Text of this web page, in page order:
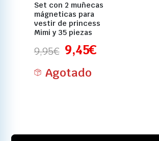
Set con 2 muñecas
mágneticas para
vestir de princess
Mimi y 35 piezas
9,95€ 9,45€
Agotado